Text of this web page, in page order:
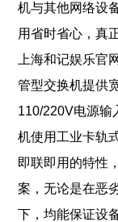
机与其他网络设
用省时省心，真
上海和记娱乐官
管型交换机提供
110/220V电源输
机使用工业卡轨
即联即用的特性
案，无论是在恶
下，均能保证设